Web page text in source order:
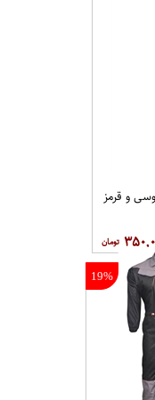
و قرمز
19%